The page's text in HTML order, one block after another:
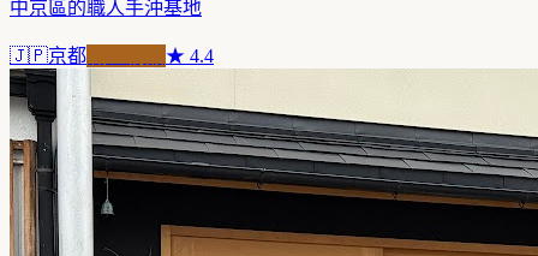
中京區的職人手沖基地
🇯🇵京都 ★ 4.4